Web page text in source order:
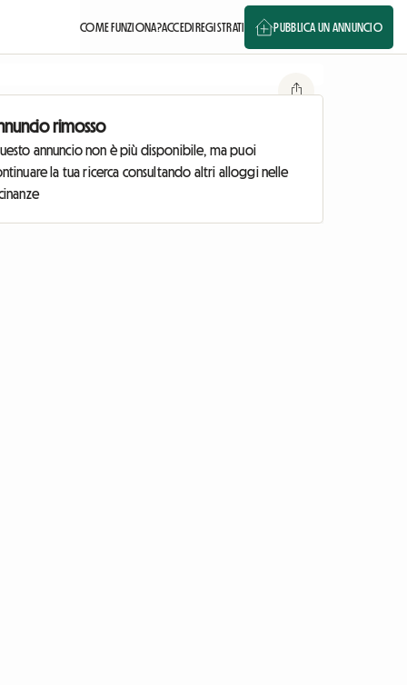
COME FUNZIONA?ACCEDIREGISTRATI PUBBLICA UN ANNUNCIO
rimosso
annuncio non è più disponibile, ma puoi
la tua ricerca consultando altri alloggi nelle